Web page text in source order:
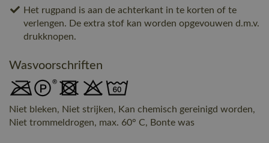
Het rugpand is aan de achterkant in te korten of te
verlengen. De extra stof kan worden opgevouwen d.m.v.
drukknopen.
Wasvoorschriften
Niet bleken, Niet strijken, Kan chemisch gereinigd worden,
Niet trommeldrogen, max. 60° C, Bonte was